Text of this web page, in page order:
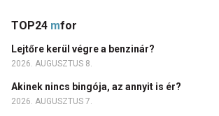
TOP24 mfor
Lejtőre kerül végre a benzinár?
2026. AUGUSZTUS 8.
Akinek nincs bingója, az annyit is ér?
2026. AUGUSZTUS 7.